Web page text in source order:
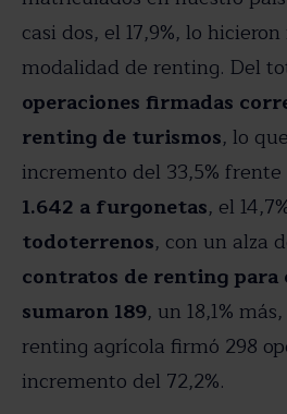
casi dos, el 17,9%, lo
modalidad de renting. Del
operaciones firmadas
renting de turismos, lo
incremento del 33,5%
1.642 a furgonetas, el
todoterrenos, con un alza
contratos de renting para
sumaron 189, un 18,1%
renting agrícola firmó 298
incremento del 72,2%.